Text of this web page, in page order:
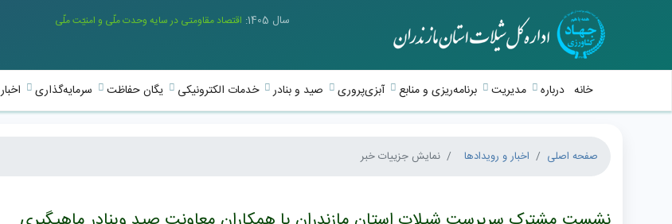
سال 1405: اقتصاد مقاومتی در سایه وحدت ملّی و امنیّت ملّی
خانه درباره مدیریت برنامه‌ریزی و منابع آبزی‌پروری صید و بنادر خدمات الکترونیکی یگان حفاظت سرمایه‌گذاری اخبار
صفحه اصلی اخبار و رویدادها نمایش جزییات خبر